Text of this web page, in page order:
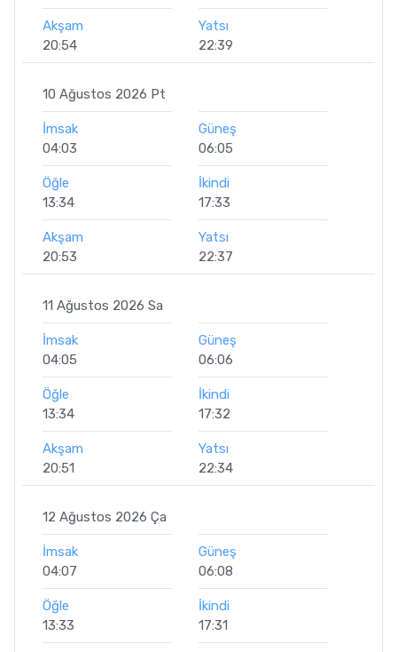
Akşam
20:54
Yatsı
22:39
10 Ağustos 2026 Pt
İmsak
04:03
Güneş
06:05
Öğle
13:34
İkindi
17:33
Akşam
20:53
Yatsı
22:37
11 Ağustos 2026 Sa
İmsak
04:05
Güneş
06:06
Öğle
13:34
İkindi
17:32
Akşam
20:51
Yatsı
22:34
12 Ağustos 2026 Ça
İmsak
04:07
Güneş
06:08
Öğle
13:33
İkindi
17:31